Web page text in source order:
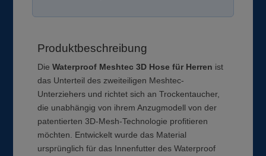
Produktbeschreibung
DieWaterproof Meshtec 3D Hose für Herren ist
das Unterteil des zweiteiligen Meshtec-
Unterziehers und richtet sich an Trockentaucher,
die unabhängig von ihrem Anzugmodell von der
patentierten 3D-Mesh-Technologie profitieren
möchten. Entwickelt wurde das Material
ursprünglich für das Innenfutter des Waterproof